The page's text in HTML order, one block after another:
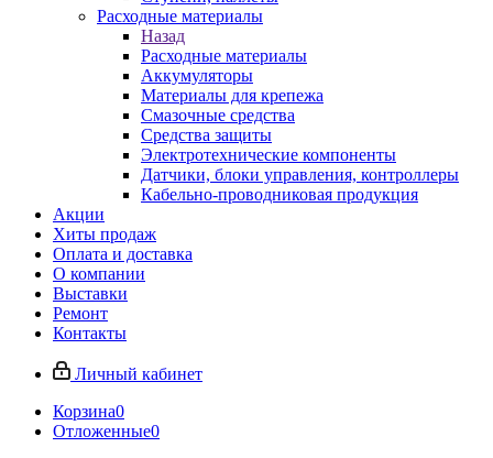
Расходные материалы
Назад
Расходные материалы
Аккумуляторы
Материалы для крепежа
Смазочные средства
Средства защиты
Электротехнические компоненты
Датчики, блоки управления, контроллеры
Кабельно-проводниковая продукция
Акции
Хиты продаж
Оплата и доставка
О компании
Выставки
Ремонт
Контакты
Личный кабинет
Корзина0
Отложенные0